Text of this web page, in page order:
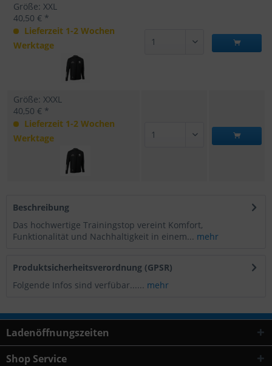
Größe: XXL
40,50 € *
Lieferzeit 1-2 Wochen
Werktage
Größe: XXXL
40,50 € *
Lieferzeit 1-2 Wochen
Werktage
Beschreibung
Das hochwertige Trainingstop vereint Komfort,
Funktionalität und Nachhaltigkeit in einem... mehr
Produktsicherheitsverordnung (GPSR)
Folgende Infos sind verfübar...... mehr
Ladenöffnungszeiten
Shop Service